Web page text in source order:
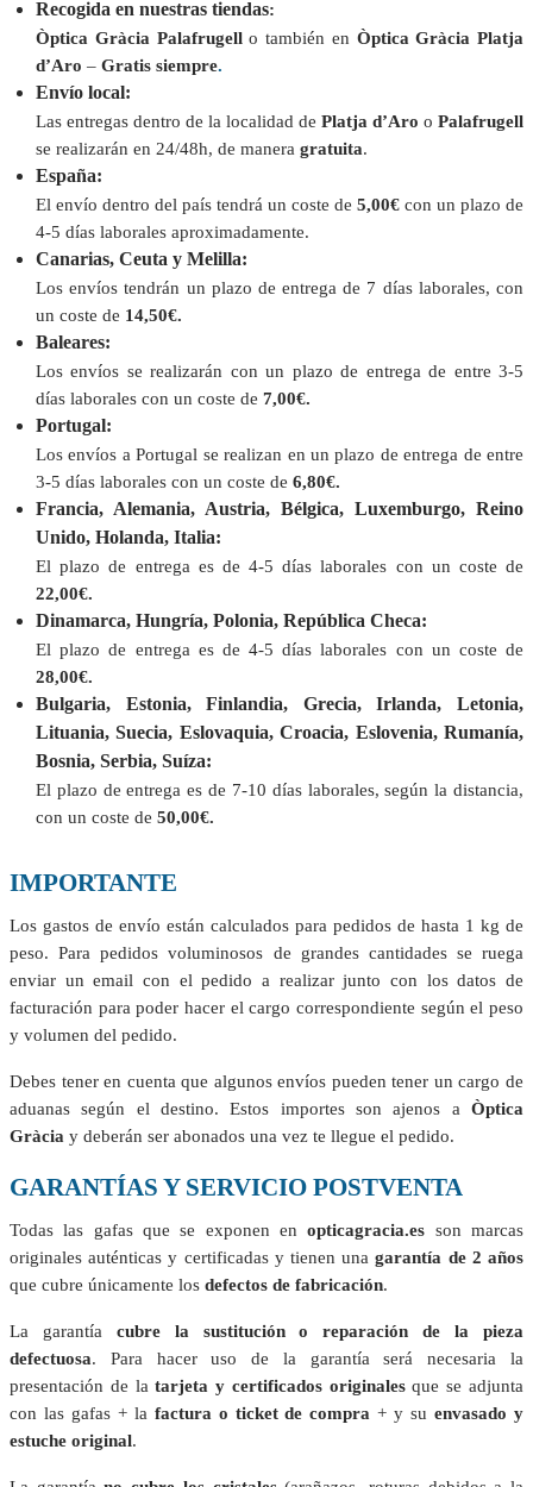
Recogida en nuestras tiendas:
Òptica Gràcia Palafrugello también en Òptica Gràcia Platja
d’Aro – Gratis siempre.
Envío local:
Las entregas dentro de la localidad de Platja d’Aro o Palafrugell
se realizarán en 24/48h, de manera gratuita.
España:
El envío dentro del país tendrá un coste de 5,00€ con un plazo de
4-5 días laborales aproximadamente.
Canarias, Ceuta y Melilla:
Los envíos tendrán un plazo de entrega de 7 días laborales, con
un coste de 14,50€.
Baleares:
Los envíos se realizarán con un plazo de entrega de entre 3-5
días laborales con un coste de 7,00€.
Portugal:
Los envíos a Portugal se realizan en un plazo de entrega de entre
3-5 días laborales con un coste de 6,80€.
Francia, Alemania, Austria, Bélgica, Luxemburgo, Reino
Unido, Holanda, Italia:
El plazo de entrega es de 4-5 días laborales con un coste de
22,00€.
Dinamarca, Hungría, Polonia, República Checa:
El plazo de entrega es de 4-5 días laborales con un coste de
28,00€.
Bulgaria, Estonia, Finlandia, Grecia, Irlanda, Letonia,
Lituania, Suecia, Eslovaquia, Croacia, Eslovenia, Rumanía,
Bosnia, Serbia, Suíza:
El plazo de entrega es de 7-10 días laborales, según la distancia,
con un coste de 50,00€.
IMPORTANTE
Los gastos de envío están calculados para pedidos de hasta 1 kg de
peso. Para pedidos voluminosos de grandes cantidades se ruega
enviar un email con el pedido a realizar junto con los datos de
facturación para poder hacer el cargo correspondiente según el peso
y volumen del pedido.
Debes tener en cuenta que algunos envíos pueden tener un cargo de
aduanas según el destino. Estos importes son ajenos a Òptica
Gràcia y deberán ser abonados una vez te llegue el pedido.
GARANTÍAS Y SERVICIO POSTVENTA
Todas las gafas que se exponen enopticagracia.es son marcas
originales auténticas y certificadas y tienen unagarantía de 2 años
que cubre únicamente los defectos de fabricación.
La garantía cubre la sustitución o reparación de la pieza
defectuosa. Para hacer uso de la garantía será necesaria la
presentación de latarjeta y certificados originalesque se adjunta
con las gafas + la factura o ticket de compra + y suenvasado y
estuche original.